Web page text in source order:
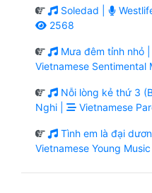
Soledad |
2568
Mưa đêm tỉnh nhỏ |
Vietnamese Sentimental
Nỗi lòng kẻ thứ 3
Nghi |
Vietnamese
Tình em là đại
Vietnamese Young Music